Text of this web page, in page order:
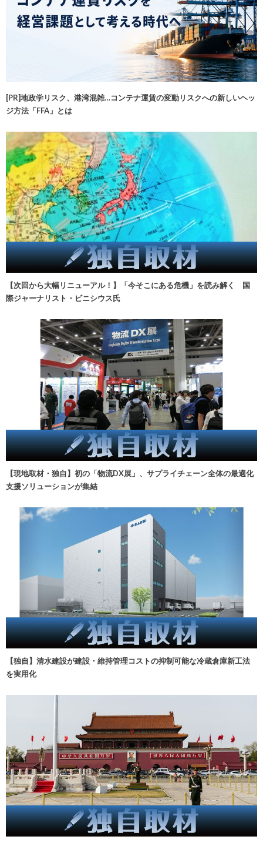
[PR]地政学リスク、港湾混雑…コンテナ運賃の変動リスクへの新しいヘッ
ジ方法「FFA」とは
【次回から大幅リニューアル！】「今そこにある危機」を読み解く 国
際ジャーナリスト・ビニシウス氏
【現地取材・独自】初の「物流DX展」、サプライチェーン全体の最適化
支援ソリューションが集結
【独自】清水建設が建設・維持管理コストの抑制可能な冷蔵倉庫新工法
を実用化